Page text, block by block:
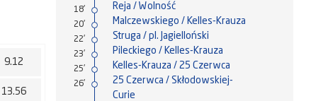
9.12
13.56
18' Reja / Wolność
20' Malczewskiego / Kelles-Krauza
22' Struga / pl. Jagielloński
23' Pileckiego / Kelles-Krauza
25' Kelles-Krauza / 25 Czerwca
26'
25 Czerwca / Skłodowskiej-
Curie